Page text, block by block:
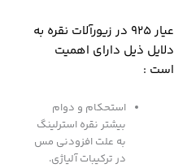
عیار 925 در زیورآلات نقره به
دلایل ذیل دارای اهمیت
است :
استحکام و دوام
بیشتر نقره استرلینگ
به علت افزودنی مس
در ترکیبات آلیاژی.